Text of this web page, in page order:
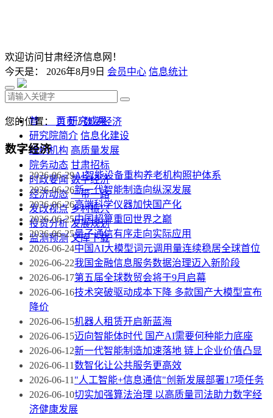
欢迎访问甘肃经济信息网！
今天是： 2026年8月9日 会员中心 信息统计
首 页 研究成果
研究院简介 信息化建设
组织机构 高质量发展
院务动态 甘肃招标
时政要闻 数字经济
经济动态 一带一路
发改视点 乡村振兴
投资分析 发展规划
监测预测 文库下载
您的位置： 首页/数字经济
数字经济
2026-06-29AI智能设备重构养老机构照护体系
2026-06-26新一代智能制造向纵深发展
2026-06-26高端科学仪器加快国产化
2026-06-25中国超算重回世界之巅
2026-06-25量子通信有序走向实际应用
2026-06-24中国AI大模型词元调用量连续稳居全球首位
2026-06-22我国金融信息服务数据治理迈入新阶段
2026-06-17第五届全球数贸会将于9月启幕
2026-06-16技术突破驱动成本下降 多款国产大模型宣布
降价
2026-06-15机器人租赁开启新蓝海
2026-06-15迈向智能体时代 国产AI需要何种能力底座
2026-06-12新一代智能制造加速落地 链上企业价值凸显
2026-06-11数智化让公共服务更高效
2026-06-11"人工智能+信息通信"创新发展部署17项任务
2026-06-10切实加强算法治理 以高质量司法助力数字经
济健康发展